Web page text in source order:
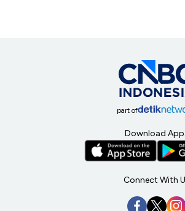
part of
Download
Connect With